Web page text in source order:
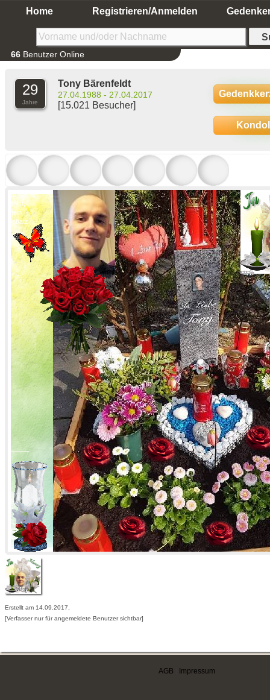
Home Registrieren/Anmelden
66 Benutzer Online
29
Jahre
Tony Bärenfeldt
27.04.1988 - 27.04.2017
[15.021 Besucher]
Du
fehlst,
mein
Schatz
Erstellt am 14.09.2017,
[Verfasser nur für angemeldete Benutzer sichtbar]
AGB Impressum